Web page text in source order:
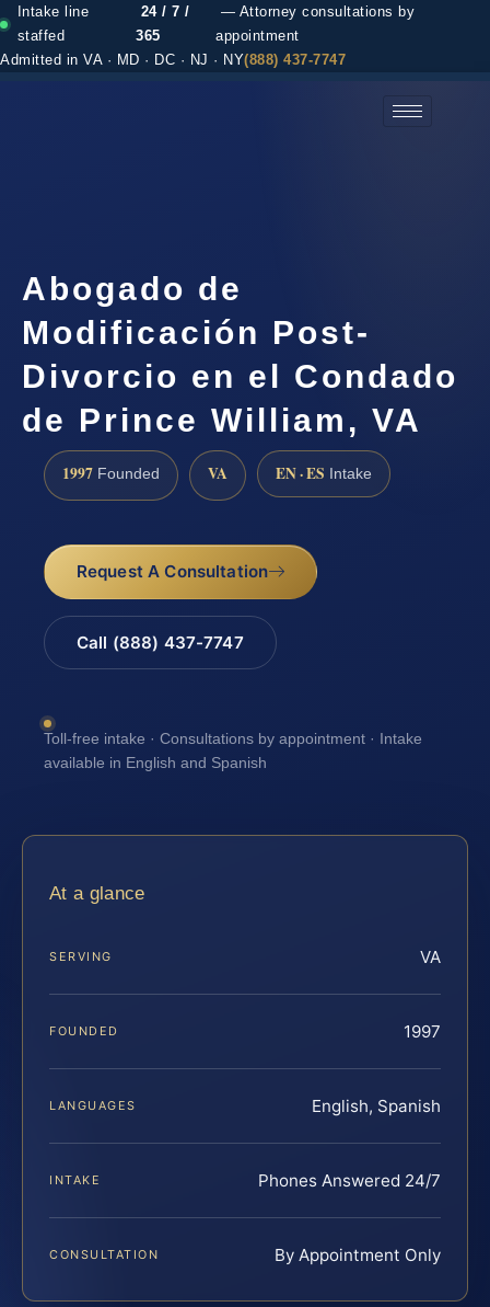
Intake line
staffed
24 / 7 /
365
— Attorney consultations by
appointment
Admitted in VA · MD · DC · NJ · NY(888) 437-7747
Abogado de
Modificación Post-
Divorcio en el Condado
de Prince William, VA
1997 Founded VA EN · ES Intake
Request A Consultation
Call (888) 437-7747
Toll-free intake · Consultations by appointment · Intake
available in English and Spanish
At a glance
SERVING VA
FOUNDED 1997
LANGUAGES English, Spanish
INTAKE Phones Answered 24/7
CONSULTATION By Appointment Only